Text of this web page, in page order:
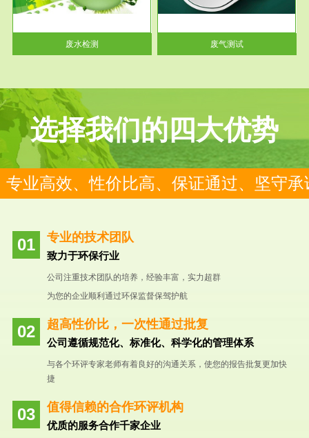
废水检测
废气和无机废气。有机废气主要
包括...
废气测试
选择我们的四大优势
专业高效、性价比高、保证通过、坚守承
专业的技术团队
致力于环保行业
公司注重技术团队的培养，经验丰富，实力超群
为您的企业顺利通过环保监督保驾护航
超高性价比，一次性通过批复
公司遵循规范化、标准化、科学化的管理体系
与各个环评专家老师有着良好的沟通关系，使您的报告批复更加快
捷
值得信赖的合作环评机构
优质的服务合作千家企业